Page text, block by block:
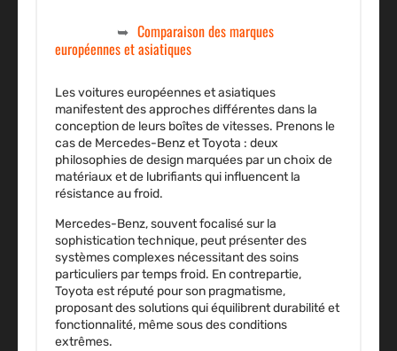
Comparaison des marques
européennes et asiatiques
Les voitures européennes et asiatiques
manifestent des approches différentes dans la
conception de leurs boîtes de vitesses. Prenons le
cas de Mercedes-Benz et Toyota : deux
philosophies de design marquées par un choix de
matériaux et de lubrifiants qui influencent la
résistance au froid.
Mercedes-Benz, souvent focalisé sur la
sophistication technique, peut présenter des
systèmes complexes nécessitant des soins
particuliers par temps froid. En contrepartie,
Toyota est réputé pour son pragmatisme,
proposant des solutions qui équilibrent durabilité et
fonctionnalité, même sous des conditions
extrêmes.